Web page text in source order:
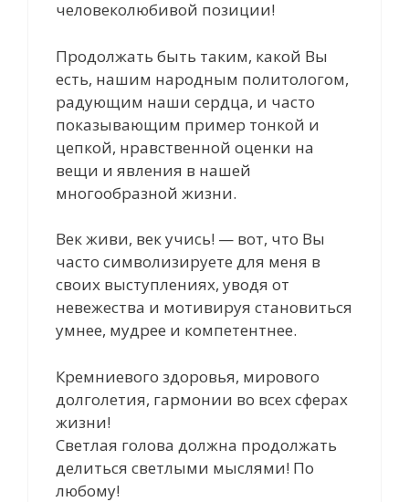
человеколюбивой позиции!
Продолжать быть таким, какой Вы
есть, нашим народным политологом,
радующим наши сердца, и часто
показывающим пример тонкой и
цепкой, нравственной оценки на
вещи и явления в нашей
многообразной жизни.
Век живи, век учись! — вот, что Вы
часто символизируете для меня в
своих выступлениях, уводя от
невежества и мотивируя становиться
умнее, мудрее и компетентнее.
Кремниевого здоровья, мирового
долголетия, гармонии во всех сферах
жизни!
Светлая голова должна продолжать
делиться светлыми мыслями! По
любому!